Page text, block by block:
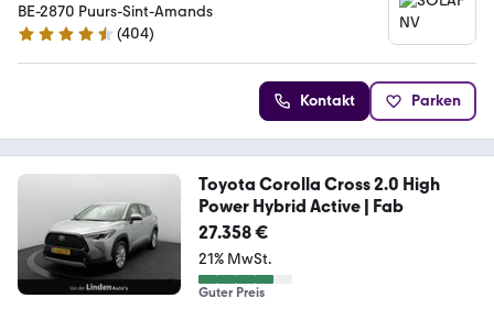
BE-2870 Puurs-Sint-Amands
4.5 Sterne
(404)
Kontakt Parken
Toyota Corolla Cross 2.0 High
Power Hybrid Active | Fab
27.358 €
21% MwSt.
Guter Preis